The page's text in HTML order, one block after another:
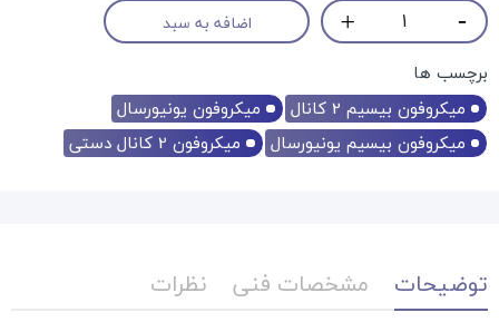
اضافه به سبد
برچسب ها
میکروفون بیسیم 2 کانال
میکروفون یونیورسال
میکروفون بیسیم یونیورسال
میکروفون 2 کانال دستی
توضیحات مشخصات فنی نظرات